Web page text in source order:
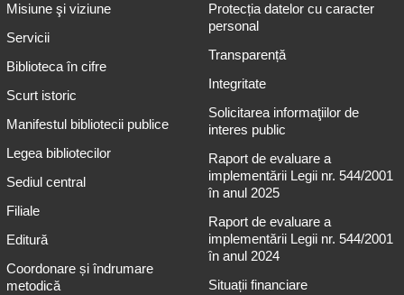
Misiune şi viziune
Servicii
Biblioteca în cifre
Scurt istoric
Manifestul bibliotecii publice
Legea bibliotecilor
Sediul central
Filiale
Editură
Coordonare și îndrumare
metodică
Protecția datelor cu caracter
personal
Transparență
Integritate
Solicitarea informaţiilor de
interes public
Raport de evaluare a
implementării Legii nr. 544/2001
în anul 2025
Raport de evaluare a
implementării Legii nr. 544/2001
în anul 2024
Situații financiare